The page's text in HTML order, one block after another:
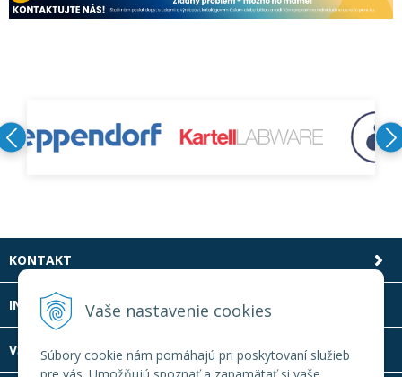
Vaše nastavenie cookies
Súbory cookie nám pomáhajú pri poskytovaní služieb
KONTAKT
INFOLINKA
VŠETKO O NÁKUPE